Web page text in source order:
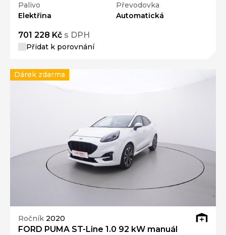
Palivo
Elektřina
Převodovka
Automatická
701 228 Kč s DPH
Přidat k porovnání
Ročník 2020
FORD PUMA ST-Line 1.0 92 kW manuál
Dárek zdarma